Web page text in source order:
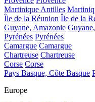
Martinique Antilles
Île de la Réunion Île de la
Guyane, Amazonie
Pyrénées Pyrénées
Camargue Camargue
Chartreuse Chartreuse
Corse Corse
Pays Basque, Côte Basque
Europe